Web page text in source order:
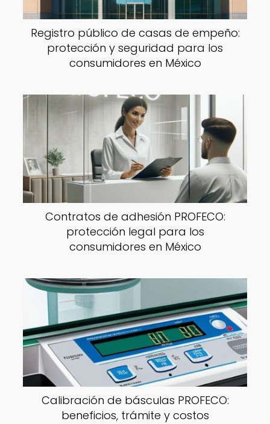
Registro público de casas de empeño:
protección y seguridad para los
consumidores en México
Contratos de adhesión PROFECO:
protección legal para los
consumidores en México
Calibración de básculas PROFECO:
beneficios, trámite y costos